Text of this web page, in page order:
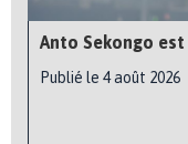
Anto Sekongo
Publié le 4 août 2026